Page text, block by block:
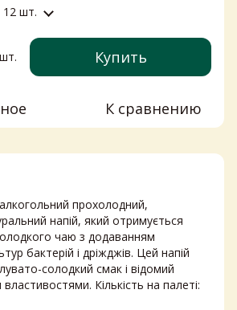
12 шт.
шт. Купить
К сравнению
прохолодний,
напій, який отримується
чаю з додаванням
бактерій і дріжджів. Цей напій
солодкий смак і відомий
Кількість на палеті: